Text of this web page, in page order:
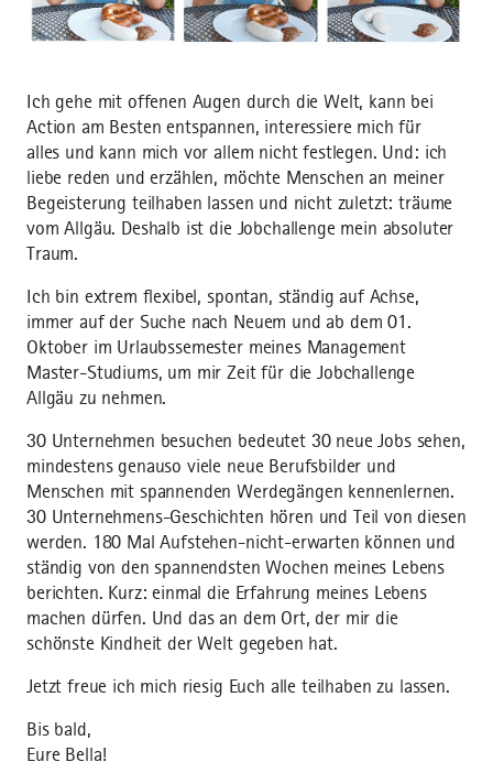
Ich gehe mit offenen Augen durch die Welt, kann bei
Action am Besten entspannen, interessiere mich für
alles und kann mich vor allem nicht festlegen. Und: ich
liebe reden und erzählen, möchte Menschen an meiner
Begeisterung teilhaben lassen und nicht zuletzt: träume
vom Allgäu. Deshalb ist die Jobchallenge mein absoluter
Traum.
Ich bin extrem flexibel, spontan, ständig auf Achse,
immer auf der Suche nach Neuem und ab dem 01.
Oktober im Urlaubssemester meines Management
Master-Studiums, um mir Zeit für die Jobchallenge
Allgäu zu nehmen.
30 Unternehmen besuchen bedeutet 30 neue Jobs sehen,
mindestens genauso viele neue Berufsbilder und
Menschen mit spannenden Werdegängen kennenlernen.
30 Unternehmens-Geschichten hören und Teil von diesen
werden. 180 Mal Aufstehen-nicht-erwarten können und
ständig von den spannendsten Wochen meines Lebens
berichten. Kurz: einmal die Erfahrung meines Lebens
machen dürfen. Und das an dem Ort, der mir die
schönste Kindheit der Welt gegeben hat.
Jetzt freue ich mich riesig Euch alle teilhaben zu lassen.
Bis bald,
Eure Bella!